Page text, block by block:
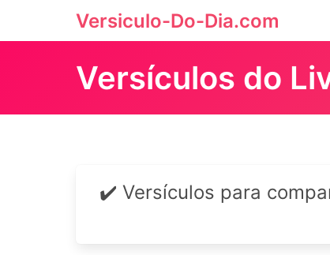
Versiculo-Do-Dia.com
Versículos do
✔️ Versículos para